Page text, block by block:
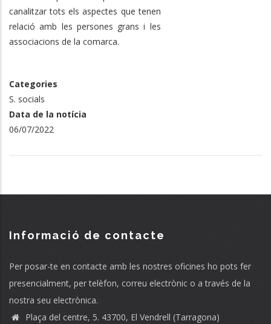
canalitzar tots els aspectes que tenen
relació amb les persones grans i les
associacions de la comarca.
Categories
S. socials
Data de la notícia
06/07/2022
Informació de contacte
Per posar-te en contacte amb les nostres oficines ho pots fer
presencialment, per telèfon, correu electrònic o a través de la
nostra seu electrònica.
Plaça del centre, 5. 43700, El Vendrell (Tarragona)